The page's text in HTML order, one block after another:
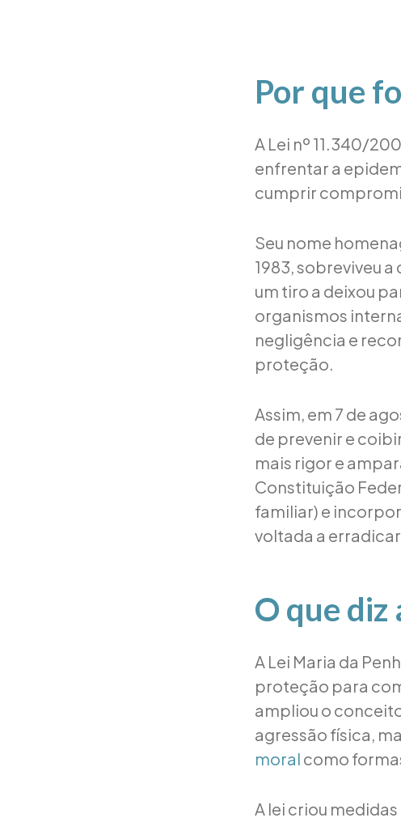
Por que
A Lei nº 11.340/
enfrentar a
cumprir
Seu nome
1983, sobreviveu
um tiro a deixou
organismos
negligência e
proteção.
Assim, em 7 de
de prevenir e
mais rigor e
Constituição
familiar) e
voltada a
O que diz
A Lei Maria da
proteção para
ampliou o
agressão física,
moral como
A lei criou